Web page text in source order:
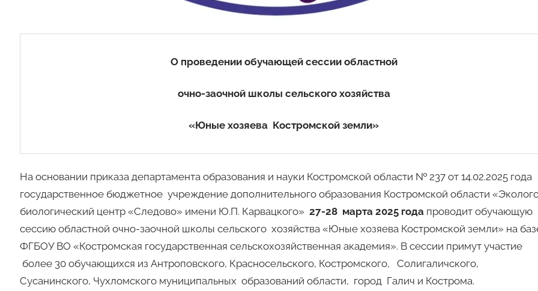
О проведении обучающей сессии областной
очно-заочной школы сельского хозяйства
«Юные хозяева Костромской земли»
На основании приказа департамента образования и науки Костромской области № 237 от 14.02.2025 года
государственное бюджетное учреждение дополнительного образования Костромской области
биологический центр «Следово» имени Ю.П. Карвацкого» 27-28 марта 2025 годапроводит обучающую
сессию областной очно-заочной школы сельского хозяйства «Юные хозяева Костромской земли» на
ФГБОУ ВО «Костромская государственная сельскохозяйственная академия». В сессии примут участие
более 30 обучающихся из Антроповского, Красносельского, Костромского, Солигаличского,
Сусанинского, Чухломского муниципальных образований области, город Галич и Кострома.